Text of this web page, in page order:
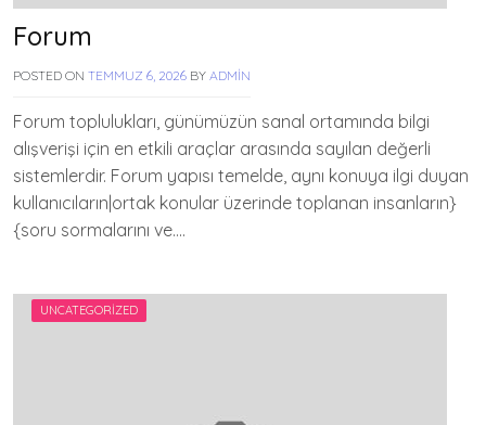
Forum
POSTED ON TEMMUZ 6, 2026 BY ADMIN
Forum toplulukları, günümüzün sanal ortamında bilgi
alışverişi için en etkili araçlar arasında sayılan değerli
sistemlerdir. Forum yapısı temelde, aynı konuya ilgi duyan
kullanıcıların|ortak konular üzerinde toplanan insanların}
{soru sormalarını ve….
UNCATEGORIZED